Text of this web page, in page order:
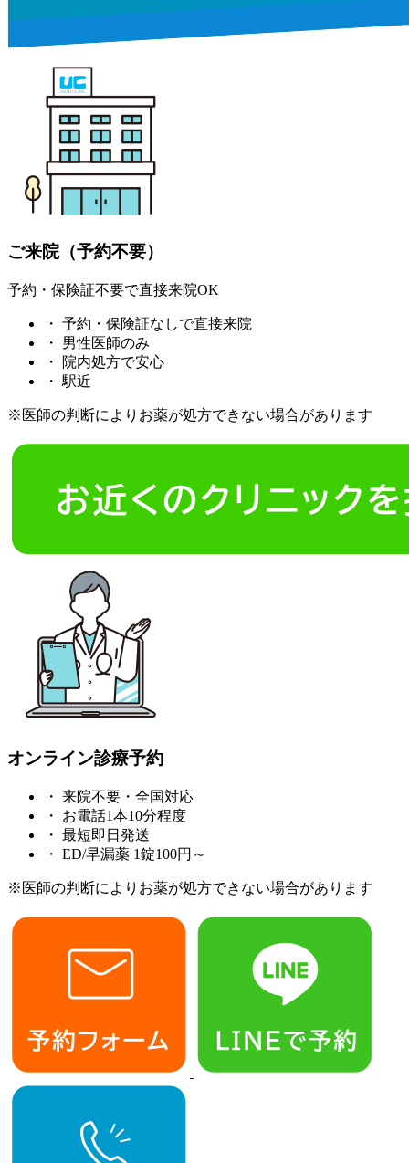
ご来院（予約不要）
予約・保険証不要で直接来院OK
・ 予約・保険証なしで直接来院
・
男性医師のみ
・
院内処方で安心
・ 駅近
※医師の判断によりお薬が処方できない場合があります
オンライン診療予約
・ 来院不要・全国対応
・
お電話1本10分程度
・ 最短即日発送
・ ED/早漏薬 1錠100円～
※医師の判断によりお薬が処方できない場合があります